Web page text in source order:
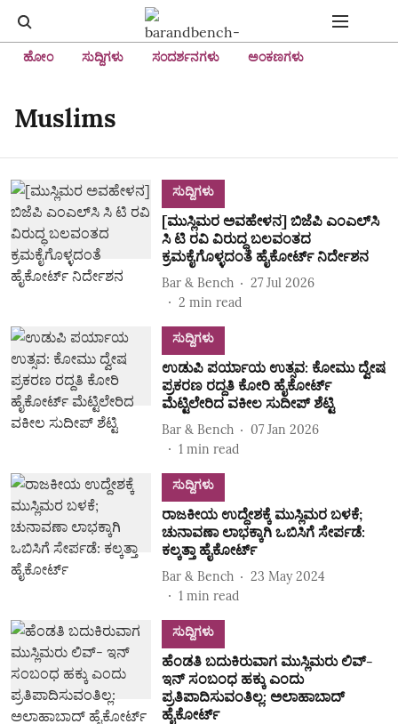
ಹೋಂ ಸುದ್ದಿಗಳು ಸಂದರ್ಶನಗಳು ಅಂಕಣಗಳು
Muslims
ಸುದ್ದಿಗಳು
[ಮುಸ್ಲಿಮರ ಅವಹೇಳನ] ಬಿಜೆಪಿ ಎಂಎಲ್‌ಸಿ
ಸಿ ಟಿ ರವಿ ವಿರುದ್ಧ ಬಲವಂತದ
ಕ್ರಮಕೈಗೊಳ್ಳದಂತೆ ಹೈಕೋರ್ಟ್‌ ನಿರ್ದೇಶನ
Bar & Bench
27 Jul 2026
2 min read
ಸುದ್ದಿಗಳು
ಉಡುಪಿ ಪರ್ಯಾಯ ಉತ್ಸವ: ಕೋಮು ದ್ವೇಷ
ಪ್ರಕರಣ ರದ್ದತಿ ಕೋರಿ ಹೈಕೋರ್ಟ್‌
ಮೆಟ್ಟಿಲೇರಿದ ವಕೀಲ ಸುದೀಪ್ ಶೆಟ್ಟಿ
Bar & Bench
07 Jan 2026
1 min read
ಸುದ್ದಿಗಳು
ರಾಜಕೀಯ ಉದ್ದೇಶಕ್ಕೆ ಮುಸ್ಲಿಮರ ಬಳಕೆ;
ಚುನಾವಣಾ ಲಾಭಕ್ಕಾಗಿ ಒಬಿಸಿಗೆ ಸೇರ್ಪಡೆ:
ಕಲ್ಕತ್ತಾ ಹೈಕೋರ್ಟ್
Bar & Bench
23 May 2024
1 min read
ಸುದ್ದಿಗಳು
ಹೆಂಡತಿ ಬದುಕಿರುವಾಗ ಮುಸ್ಲಿಮರು ಲಿವ್-
ಇನ್ ಸಂಬಂಧ ಹಕ್ಕು ಎಂದು
ಪ್ರತಿಪಾದಿಸುವಂತಿಲ್ಲ: ಅಲಾಹಾಬಾದ್
ಹೈಕೋರ್ಟ್